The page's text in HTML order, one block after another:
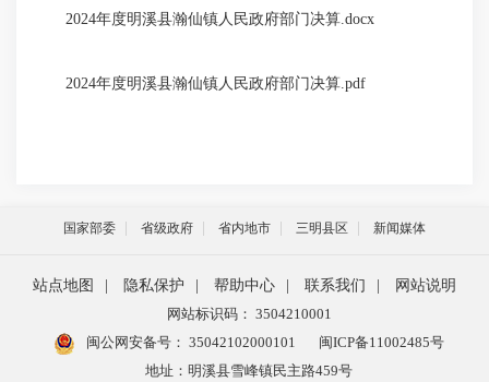
2024年度明溪县瀚仙镇人民政府部门决算.docx
2024年度明溪县瀚仙镇人民政府部门决算.pdf
国家部委 省级政府 省内地市 三明县区 新闻媒体
站点地图 隐私保护 帮助中心 联系我们
网站说明
网站标识码： 3504210001
闽公网安备号： 35042102000101
闽ICP备11002485号
地址：明溪县雪峰镇民主路459号